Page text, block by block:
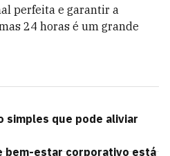
perfeita e garantir a
24 horas é um grande
simples que pode aliviar
bem-estar corporativo está